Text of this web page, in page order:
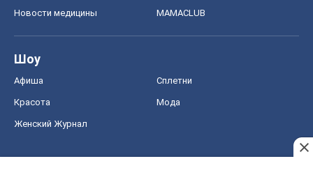
Новости медицины MAMACLUB
Шоу
Афиша Сплетни
Красота Мода
Женский Журнал